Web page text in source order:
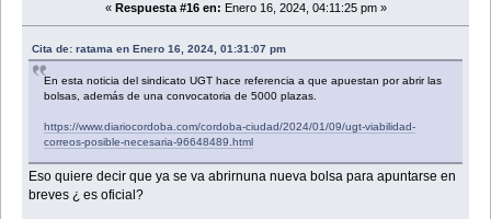
« Respuesta #16 en: Enero 16, 2024, 04:11:25 pm »
Cita de: ratama en Enero 16, 2024, 01:31:07 pm
En esta noticia del sindicato UGT hace referencia a que apuestan por abrir las
bolsas, además de una convocatoria de 5000 plazas.
https://www.diariocordoba.com/cordoba-ciudad/2024/01/09/ugt-viabilidad-
correos-posible-necesaria-96648489.html
Eso quiere decir que ya se va abrirnuna nueva bolsa para apuntarse en
breves ¿ es oficial?